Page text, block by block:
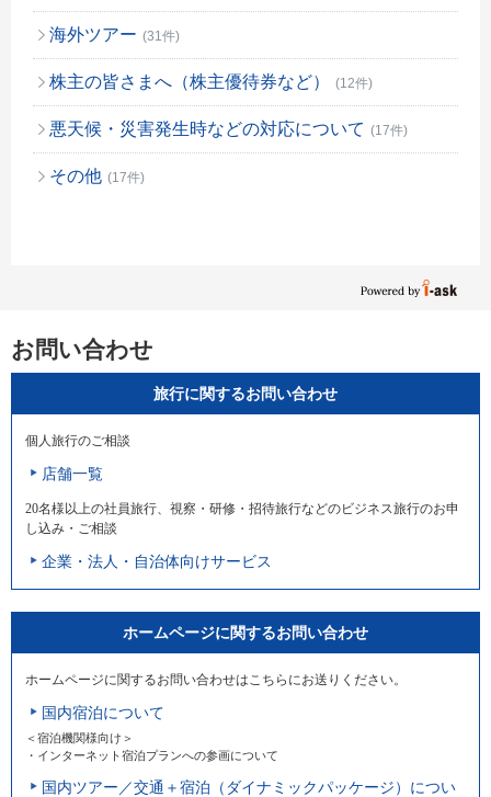
海外ツアー (31件)
株主の皆さまへ（株主優待券など） (12件)
悪天候・災害発生時などの対応について (17件)
その他 (17件)
お問い合わせ
旅行に関するお問い合わせ
個人旅行のご相談
店舗一覧
20名様以上の社員旅行、視察・研修・招待旅行などのビジネス旅行のお申
し込み・ご相談
企業・法人・自治体向けサービス
ホームページに関するお問い合わせ
ホームページに関するお問い合わせはこちらにお送りください。
国内宿泊について
＜宿泊機関様向け＞
・インターネット宿泊プランへの参画について
国内ツアー／交通＋宿泊（ダイナミックパッケージ）につい